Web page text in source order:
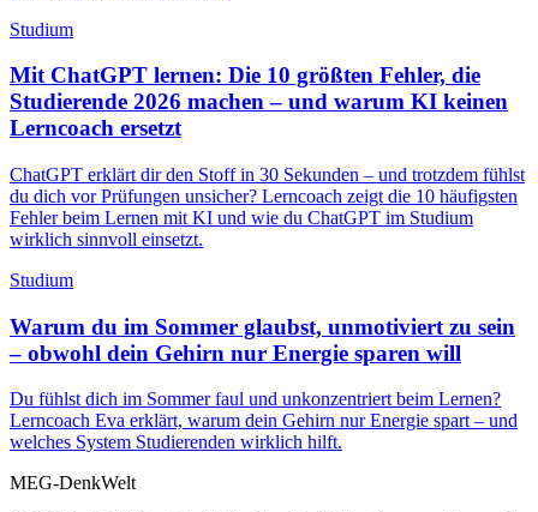
Studium
Mit ChatGPT lernen: Die 10 größten Fehler, die
Studierende 2026 machen – und warum KI keinen
Lerncoach ersetzt
ChatGPT erklärt dir den Stoff in 30 Sekunden – und trotzdem fühlst
du dich vor Prüfungen unsicher? Lerncoach zeigt die 10 häufigsten
Fehler beim Lernen mit KI und wie du ChatGPT im Studium
wirklich sinnvoll einsetzt.
Studium
Warum du im Sommer glaubst, unmotiviert zu sein
– obwohl dein Gehirn nur Energie sparen will
Du fühlst dich im Sommer faul und unkonzentriert beim Lernen?
Lerncoach Eva erklärt, warum dein Gehirn nur Energie spart – und
welches System Studierenden wirklich hilft.
MEG-DenkWelt